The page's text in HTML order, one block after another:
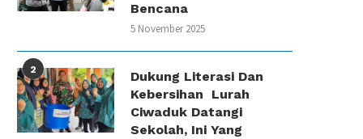
Bencana
5 November 2025
2
Dukung Literasi Dan
Kebersihan Lurah
Ciwaduk Datangi
Sekolah, Ini Yang